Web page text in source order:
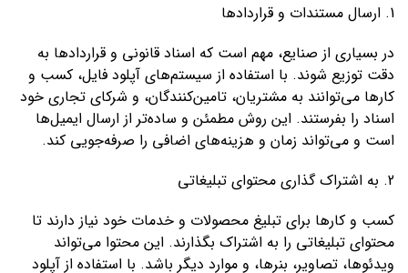
1. ارسال مستندات و قراردادها
در بسیاری از صنایع، مهم است که اسناد قانونی و قراردادها به
دقت توزیع شوند. با استفاده از سیستم‌های آپلود فایل، کسب و
کارها می‌توانند به مشتریان، تامین‌کنندگان، و شرکای تجاری خود
اسناد را بفرستند. این روش مطمئن و ساده‌تر از ارسال ایمیل‌ها
است و می‌تواند زمان و هزینه‌های اضافی را صرفه‌جویی کند.
2. به اشتراک گذاری محتوای تبلیغاتی
کسب و کارها برای تبلیغ محصولات و خدمات خود نیاز دارند تا
محتوای تبلیغاتی را به اشتراک بگذارند. این محتوا می‌تواند
ویدئوها، تصاویر، بنرها، و موارد دیگر باشد. با استفاده از آپلود